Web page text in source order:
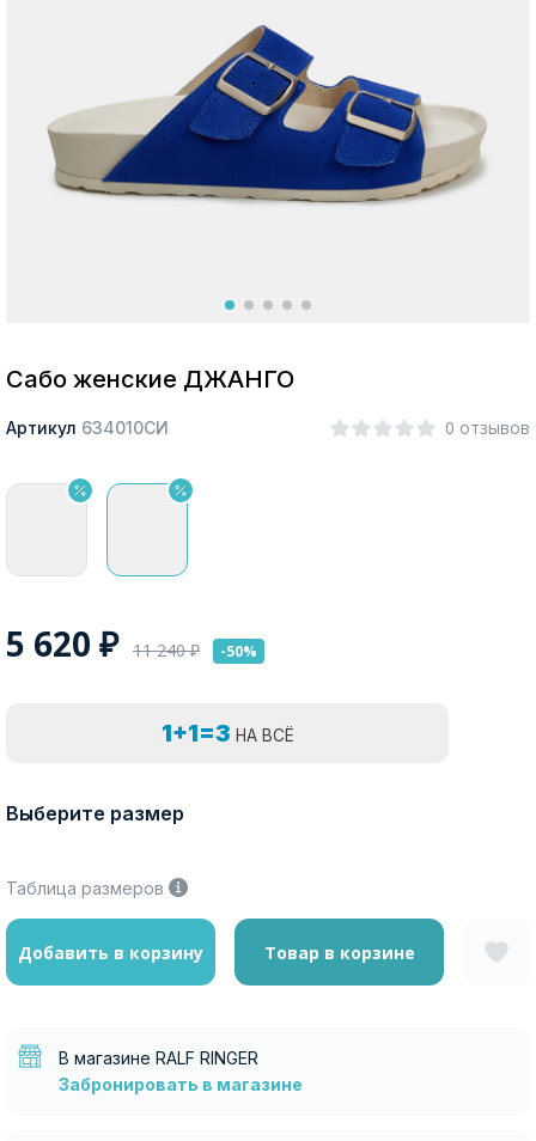
Москва
Сабо женские ДЖАНГО
Артикул 634010СИ 0 отзывов
5 620 ₽ 11 240₽ -50%
1+1=3 НА ВСЁ
Выберите размер
Таблица размеров
Добавить в корзину Товар в корзине
В магазине RALF RINGER
Забронировать в магазине